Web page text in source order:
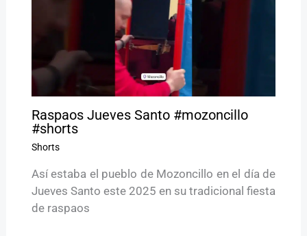
Raspaos Jueves Santo #mozoncillo
#shorts
Shorts
Así estaba el pueblo de Mozoncillo en el día de
Jueves Santo este 2025 en su tradicional fiesta
de raspaos